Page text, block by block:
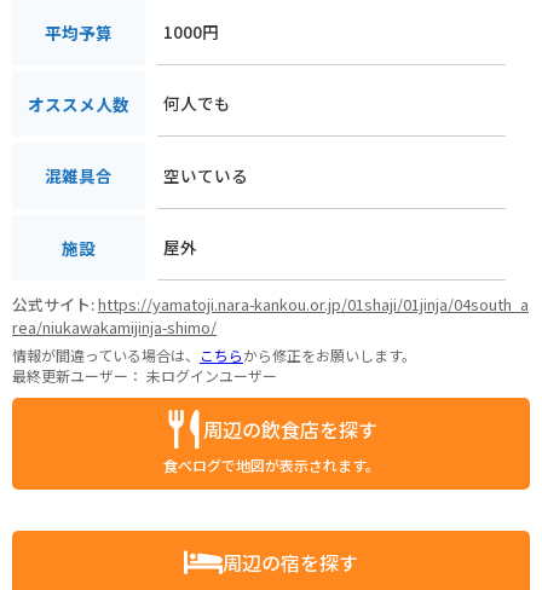
平均予算 1000円
オススメ人数 何人でも
混雑具合 空いている
施設 屋外
公式サイト:https://yamatoji.nara-kankou.or.jp/01shaji/01jinja/04south_a
rea/niukawakamijinja-shimo/
情報が間違っている場合は、 こちらから修正をお願いします。
最終更新ユーザー： 未ログインユーザー
周辺の飲食店を探す
食べログで地図が表示されます。
周辺の宿を探す